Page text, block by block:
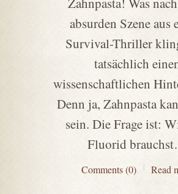
absurden Szene aus
Survival-Thriller
tatsächlich
wissenschaftlichen
Denn ja, Zahnpasta
sein. Die Frage ist:
Fluorid
Comments (0) Read